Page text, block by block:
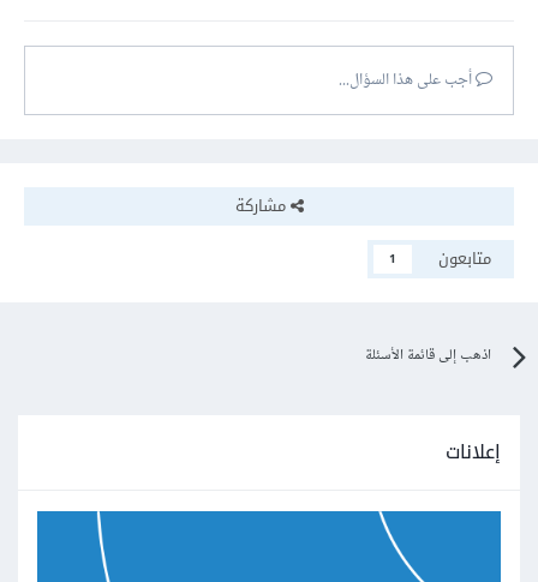
أجب على هذا السؤال...
مشاركة
متابعون
1
اذهب إلى قائمة الأسئلة
إعلانات